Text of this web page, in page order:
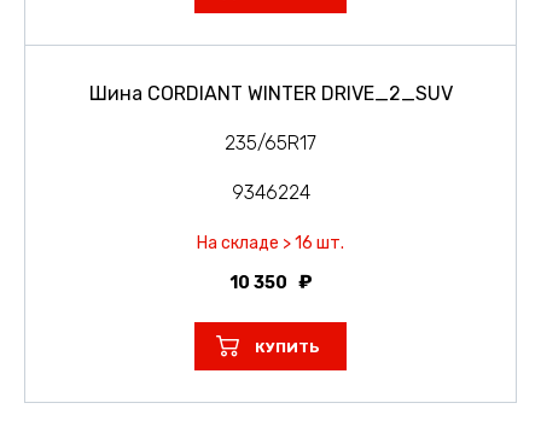
Шина CORDIANT WINTER DRIVE_2_SUV
235/65R17
9346224
На складе > 16 шт.
10 350
КУПИТЬ